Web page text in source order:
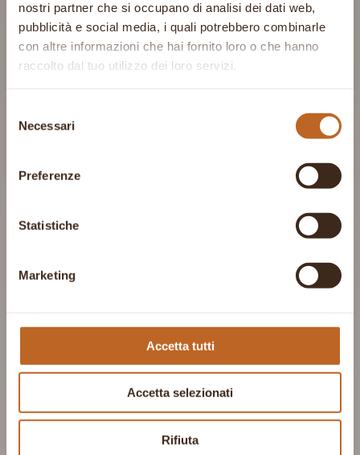
nostri partner che si occupano di analisi dei dati web,
pubblicità e social media, i quali potrebbero combinarle
con altre informazioni che hai fornito loro o che hanno
raccolto dal tuo utilizzo dei loro servizi.
delNecessari
Preferenze
Statistiche
Marketing
Accetta tutti
Accetta selezionati
Rifiuta